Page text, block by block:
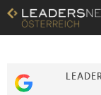
Zum
Inhalt
Zur
Zur